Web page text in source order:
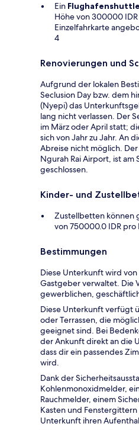
Ein Flughafenshuttle
Höhe von 300000
Einzelfahrkarte
4
Renovierungen und
Aufgrund der lokalen
Seclusion Day bzw. dem
(Nyepi) das
lang nicht verlassen. Der
im März oder April statt;
sich von Jahr zu Jahr. An
Abreise nicht möglich.
Ngurah Rai Airport, ist am
geschlossen.
Kinder- und
Zustellbetten können
von 750000.0 IDR
Bestimmungen
Diese Unterkunft wird
Gastgeber verwaltet. Die
gewerblichen,
Diese Unterkunft verfügt
oder Terrassen, die
geeignet sind. Bei
der Ankunft direkt an die
dass dir ein passendes
wird.
Dank der
Kohlenmonoxidmelder,
Rauchmelder, einem
Kasten und
Unterkunft ihren